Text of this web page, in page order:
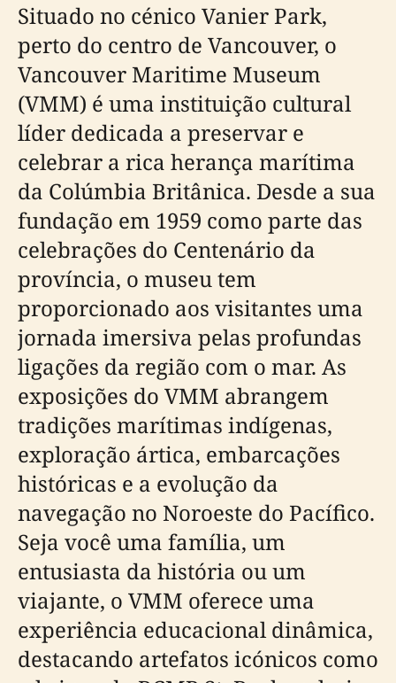
Situado no cénico Vanier Park,
perto do centro de Vancouver, o
Vancouver Maritime Museum
(VMM) é uma instituição cultural
líder dedicada a preservar e
celebrar a rica herança marítima
da Colúmbia Britânica. Desde a sua
fundação em 1959 como parte das
celebrações do Centenário da
província, o museu tem
proporcionado aos visitantes uma
jornada imersiva pelas profundas
ligações da região com o mar. As
exposições do VMM abrangem
tradições marítimas indígenas,
exploração ártica, embarcações
históricas e a evolução da
navegação no Noroeste do Pacífico.
Seja você uma família, um
entusiasta da história ou um
viajante, o VMM oferece uma
experiência educacional dinâmica,
destacando artefatos icónicos como